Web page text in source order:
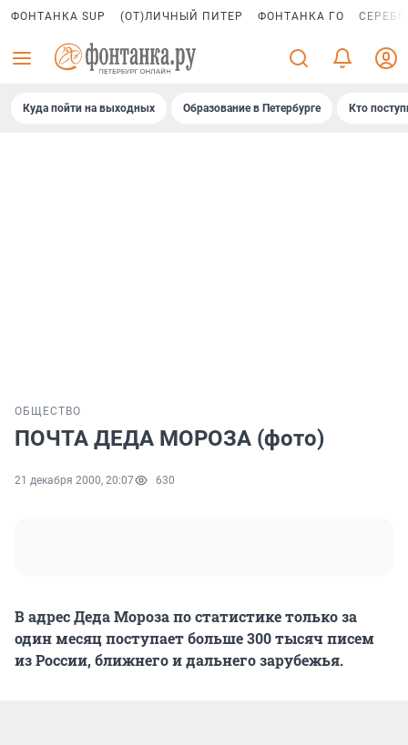
ФОНТАНКА SUP (ОТ)ЛИЧНЫЙ ПИТЕР ФОНТАНКА ГО
Куда пойти на выходных Образование в Петербурге Кто
ОБЩЕСТВО
ПОЧТА ДЕДА МОРОЗА (фото)
21 декабря 2000, 20:07 630
В адрес Деда Мороза по статистике только за
один месяц поступает больше 300 тысяч писем
из России, ближнего и дальнего зарубежья.